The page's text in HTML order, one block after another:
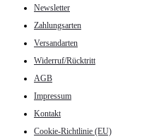
Newsletter
Zahlungsarten
Versandarten
Widerruf/Rücktritt
AGB
Impressum
Kontakt
Cookie-Richtlinie (EU)